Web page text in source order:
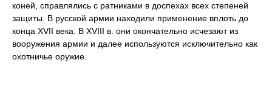
коней, справлялись с ратниками в доспехах всех степеней
защиты. В русской армии находили применение вплоть до
конца XVII века. В XVIII в. они окончательно исчезают из
вооружения армии и далее используются исключительно как
охотничье оружие.